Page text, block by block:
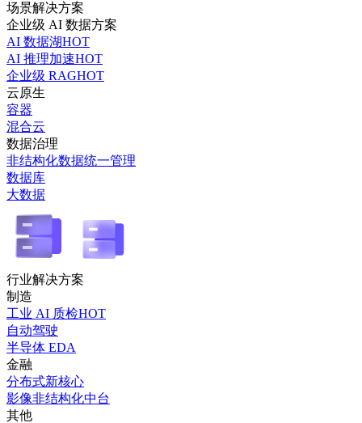
场景解决方案
企业级 AI 数据方案
AI 数据湖HOT
AI 推理加速HOT
企业级 RAGHOT
云原生
容器
混合云
数据治理
非结构化数据统一管理
数据库
大数据
行业解决方案
制造
工业 AI 质检HOT
自动驾驶
半导体 EDA
金融
分布式新核心
影像非结构化中台
其他